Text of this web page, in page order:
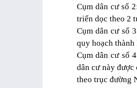
Cụm dân cư số
triển dọc theo 2
Cụm dân cư số
quy hoạch thành
Cụm dân cư số
dân cư này
theo trục đường